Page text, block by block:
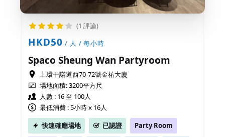
(1 評論)
HKD50 / 人 / 每小時
Spaco Sheung Wan Partyroom
上環干諾道西70-72號金祐大廈
場地面積:3200平方尺
人數 : 16 至 100人
最低消費 : 5小時 x 16人
快速確應場地
已認證 Party Room